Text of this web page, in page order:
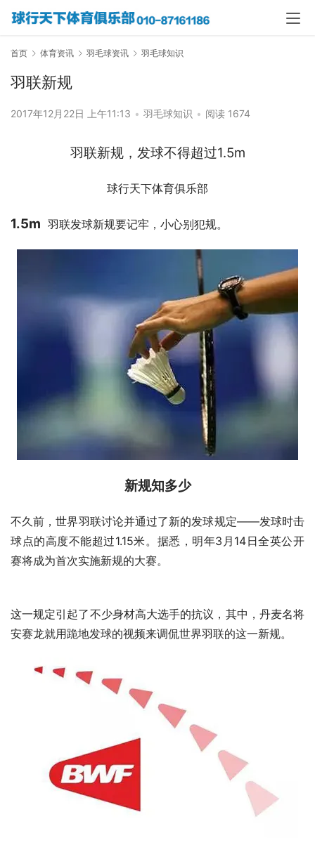
首页 体育资讯 羽毛球资讯 羽毛球知识
羽联新规
2017年12月22日 上午11:13 • 羽毛球知识 • 阅读 1674
羽联新规，发球不得超过1.5m
球行天下体育俱乐部
1.5m 羽联发球新规要记牢，小心别犯规。
新规知多少
不久前，世界羽联讨论并通过了新的发球规定——发球时击
球点的高度不能超过1.15米。据悉，明年3月14日全英公开
赛将成为首次实施新规的大赛。
这一规定引起了不少身材高大选手的抗议，其中，丹麦名将
安赛龙就用跪地发球的视频来调侃世界羽联的这一新规。